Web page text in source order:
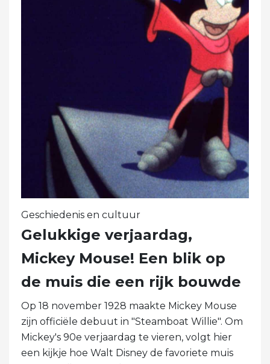
Geschiedenis en cultuur
Gelukkige verjaardag,
Mickey Mouse! Een blik op
de muis die een rijk bouwde
Op 18 november 1928 maakte Mickey Mouse
zijn officiële debuut in "Steamboat Willie". Om
Mickey's 90e verjaardag te vieren, volgt hier
een kijkje hoe Walt Disney de favoriete muis